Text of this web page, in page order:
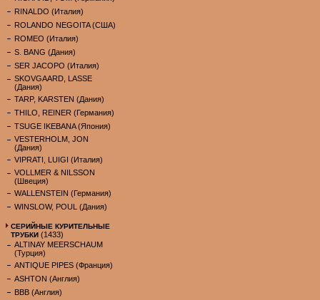
RINALDO (Италия)
ROLANDO NEGOITA (США)
ROMEO (Италия)
S. BANG (Дания)
SER JACOPO (Италия)
SKOVGAARD, LASSE
(Дания)
TARP, KARSTEN (Дания)
THILO, REINER (Германия)
TSUGE IKEBANA (Япония)
VESTERHOLM, JON
(Дания)
VIPRATI, LUIGI (Италия)
VOLLMER & NILSSON
(Швеция)
WALLENSTEIN (Германия)
WINSLOW, POUL (Дания)
СЕРИЙНЫЕ КУРИТЕЛЬНЫЕ
ТРУБКИ (1433)
ALTINAY MEERSCHAUM
(Турция)
ANTIQUE PIPES (Франция)
ASHTON (Англия)
BBB (Англия)